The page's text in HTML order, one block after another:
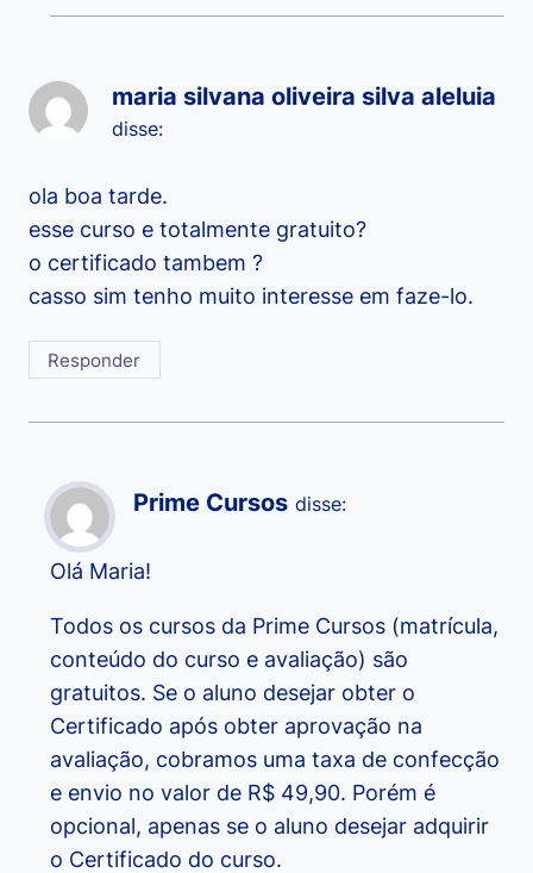
maria silvana oliveira silva aleluia
disse:
ola boa tarde.
esse curso e totalmente gratuito?
o certificado tambem ?
casso sim tenho muito interesse em faze-lo.
Responder
Prime Cursos disse:
Olá Maria!
Todos os cursos da Prime Cursos (matrícula,
conteúdo do curso e avaliação) são
gratuitos. Se o aluno desejar obter o
Certificado após obter aprovação na
avaliação, cobramos uma taxa de confecção
e envio no valor de R$ 49,90. Porém é
opcional, apenas se o aluno desejar adquirir
o Certificado do curso.